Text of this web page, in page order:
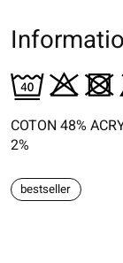
COTON 48%
2%
bestseller